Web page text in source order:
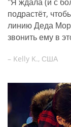
подрастёт,
линию Деда
звонить ему в
– Kelly K., США